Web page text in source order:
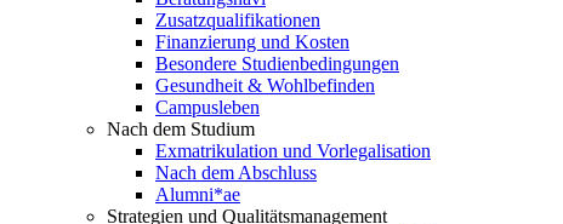
Zusatzqualifikationen
Finanzierung und Kosten
Besondere Studienbedingungen
Gesundheit & Wohlbefinden
Campusleben
Nach dem Studium
Exmatrikulation und Vorlegalisation
Nach dem Abschluss
Alumni*ae
Strategien und Qualitätsmanagement